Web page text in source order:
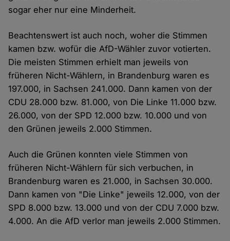
sogar eher nur eine Minderheit.
Beachtenswert ist auch noch, woher die Stimmen
kamen bzw. wofür die AfD-Wähler zuvor votierten.
Die meisten Stimmen erhielt man jeweils von
früheren Nicht-Wählern, in Brandenburg waren es
197.000, in Sachsen 241.000. Dann kamen von der
CDU 28.000 bzw. 81.000, von Die Linke 11.000 bzw.
26.000, von der SPD 12.000 bzw. 10.000 und von
den Grünen jeweils 2.000 Stimmen.
Auch die Grünen konnten viele Stimmen von
früheren Nicht-Wählern für sich verbuchen, in
Brandenburg waren es 21.000, in Sachsen 30.000.
Dann kamen von "Die Linke" jeweils 12.000, von der
SPD 8.000 bzw. 13.000 und von der CDU 7.000 bzw.
4.000. An die AfD verlor man jeweils 2.000 Stimmen.